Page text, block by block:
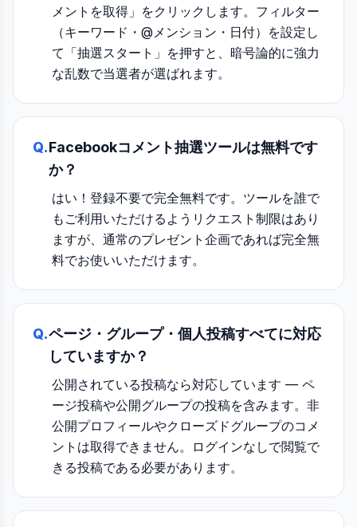
メントを取得」をクリックします。フィルター
（キーワード・@メンション・日付）を設定し
て「抽選スタート」を押すと、暗号論的に強力
な乱数で当選者が選ばれます。
Q.Facebookコメント抽選ツールは無料です
か？
はい！登録不要で完全無料です。ツールを誰で
もご利用いただけるようリクエスト制限はあり
ますが、通常のプレゼント企画であれば完全無
料でお使いいただけます。
Q.ページ・グループ・個人投稿すべてに対応
していますか？
公開されている投稿なら対応しています — ペ
ージ投稿や公開グループの投稿を含みます。非
公開プロフィールやクローズドグループのコメ
ントは取得できません。ログインなしで閲覧で
きる投稿である必要があります。